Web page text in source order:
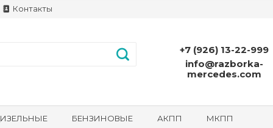
Контакты
+7 (926) 13-22-999
info@razborka-
mercedes.com
БЕНЗИНОВЫЕ АКПП МКПП